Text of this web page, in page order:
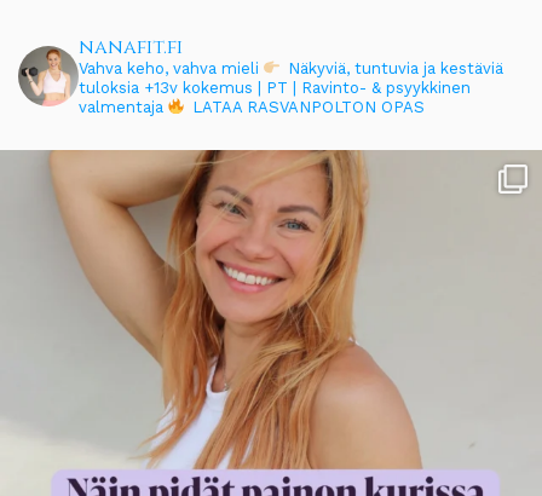
nanafit.fi
Vahva keho, vahva mieli
Näkyviä, tuntuvia ja kestäviä
tuloksia +13v kokemus | PT | Ravinto- & psyykkinen
valmentaja
LATAA RASVANPOLTON OPAS